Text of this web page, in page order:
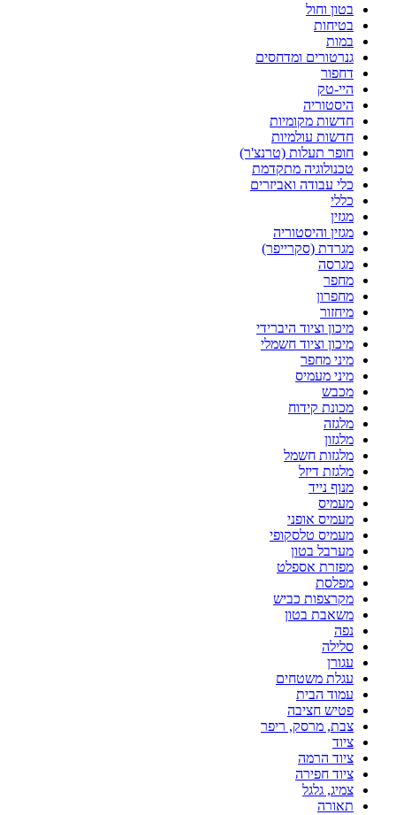
בטון וחול
בטיחות
במות
גנרטורים ומדחסים
דחפור
היי-טק
היסטוריה
חדשות מקומיות
חדשות עולמיות
חופר תעלות (טרנצ'ר)
טכנולוגיה מתקדמת
כלי עבודה ואביזרים
כללי
מגזין
מגזין והיסטוריה
מגרדת (סקרייפר)
מגרסה
מחפר
מחפרון
מיחזור
מיכון וציוד היברידי
מיכון וציוד חשמלי
מיני מחפר
מיני מעמיס
מכבש
מכונת קידוח
מלגזה
מלגזון
מלגזות חשמל
מלגזת דיזל
מנוף נייד
מעמיס
מעמיס אופני
מעמיס טלסקופי
מערבל בטון
מפזרת אספלט
מפלסת
מקרצפות כביש
משאבת בטון
נפה
סלילה
עגורן
עגלת משטחים
עמוד הבית
פטיש חציבה
צבת, מרסק, ריפר
ציוד
ציוד הרמה
ציוד חפירה
צמיג, גלגל
תאורה